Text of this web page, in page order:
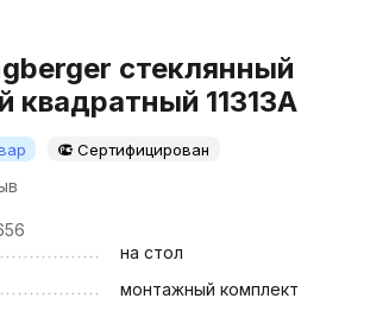
стеклянный
квадратный 11313A
Сертифицирован
на стол
монтажный комплект